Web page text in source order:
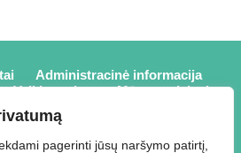
pagerinti jūsų naršymo patirtį,
Administracinė informacija
Veiklos sritys
Mūsų projektai
Prisijungti